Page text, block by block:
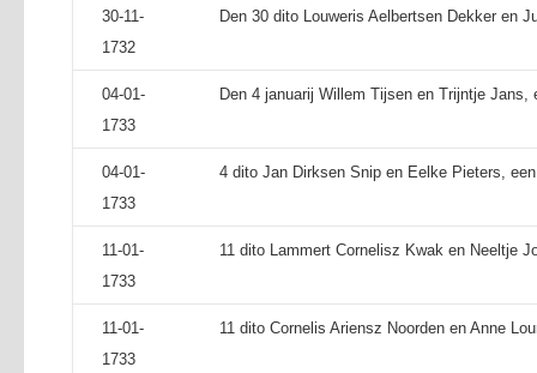
30-11-
1732
Den 30 dito Louweris Aelbertsen Dekker en
04-01-
1733
Den 4 januarij Willem Tijsen en Trijntje Jans,
04-01-
1733
4 dito Jan Dirksen Snip en Eelke Pieters,
11-01-
1733
11 dito Lammert Cornelisz Kwak en Neeltje
11-01-
1733
11 dito Cornelis Ariensz Noorden en Anne